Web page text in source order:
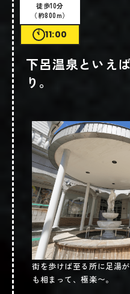
下呂温泉といえ
り。
徒歩10分
（約800m）
11:00
街を歩けば至る所に足湯
も相まって、極楽〜。